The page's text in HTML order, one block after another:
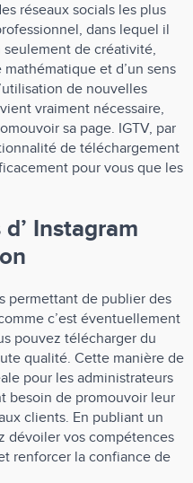
réseaux socials les plus
dans lequel il
de créativité,
et d’un sens
de nouvelles
vraiment nécessaire,
sa page. IGTV, par
de téléchargement
pour vous que les
Instagram
permettant de publier des
c’est éventuellement
pouvez télécharger du
qualité. Cette manière de
pour les administrateurs
besoin de promouvoir leur
clients. En publiant un
dévoiler vos compétences
renforcer la confiance de